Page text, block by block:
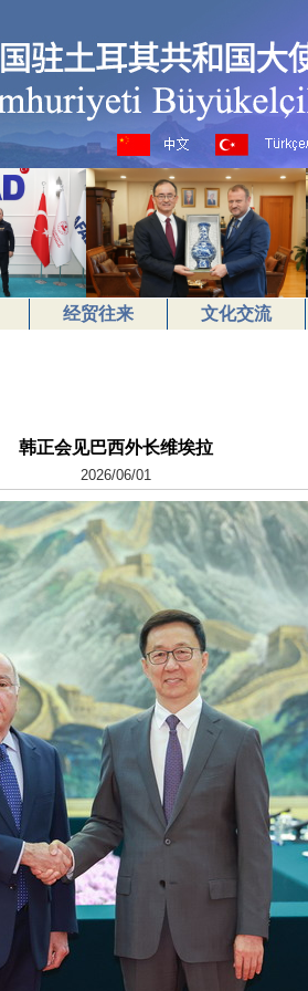
经贸往来 文化交流
韩正会见巴西外长维埃拉
2026/06/01